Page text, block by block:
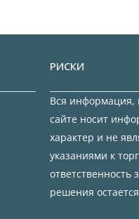
РИСКИ
Вся информация,
сайте носит
характер и не
указаниями к
ответственность
решения